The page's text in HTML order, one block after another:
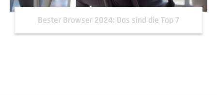
Bester Browser 2024: Das sind die Top 7